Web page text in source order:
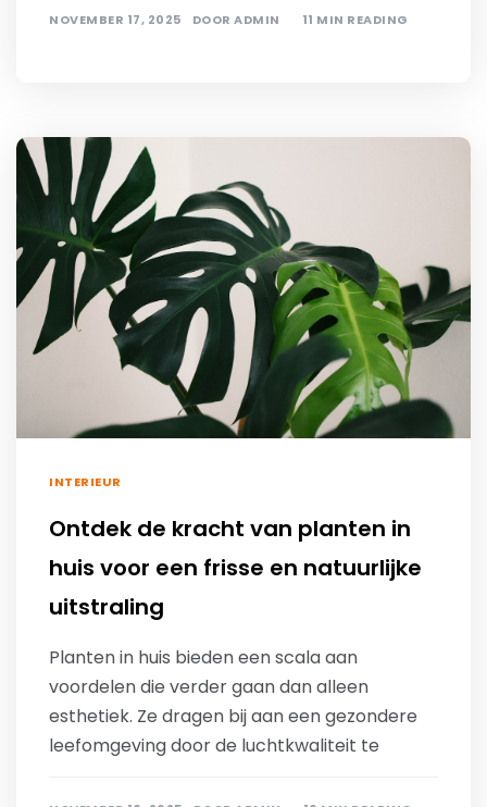
NOVEMBER 17, 2025 DOOR ADMIN 11 MIN READING
INTERIEUR
Ontdek de kracht van planten in
huis voor een frisse en natuurlijke
uitstraling
Planten in huis bieden een scala aan
voordelen die verder gaan dan alleen
esthetiek. Ze dragen bij aan een gezondere
leefomgeving door de luchtkwaliteit te